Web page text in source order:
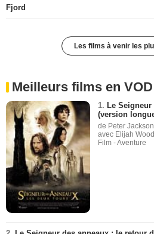
Fjord
Les films à venir les
Meilleurs films en VOD
1. Le
(version
de Peter Jackson
avec Elijah
Film - Aventure